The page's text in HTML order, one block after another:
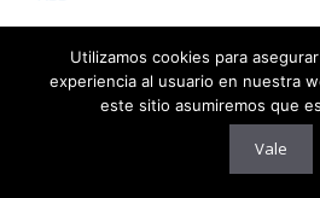
Utilizamos cookies para
experiencia al usuario en nuestra
este sitio asumiremos que
Vale